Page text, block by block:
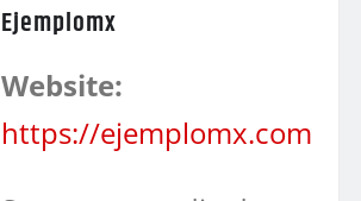
Ejemplomx
Website:
https://ejemplomx.com